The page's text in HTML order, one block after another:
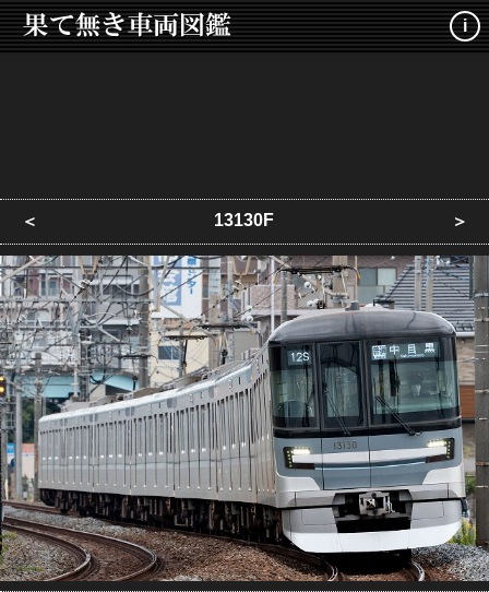
i
＜ 13130F ＞